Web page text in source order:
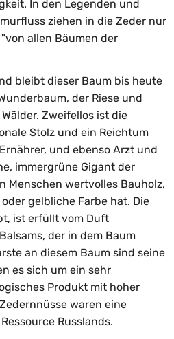
In den Legenden und
ziehen in die Zeder nur
allen Bäumen der
bleibt dieser Baum bis heute
der Riese und
Zweifellos ist die
Stolz und ein Reichtum
und ebenso Arzt und
immergrüne Gigant der
Menschen wertvolles Bauholz,
gelbliche Farbe hat. Die
ist erfüllt vom Duft
der in dem Baum
an diesem Baum sind seine
es sich um ein sehr
Produkt mit hoher
waren eine
Russlands.